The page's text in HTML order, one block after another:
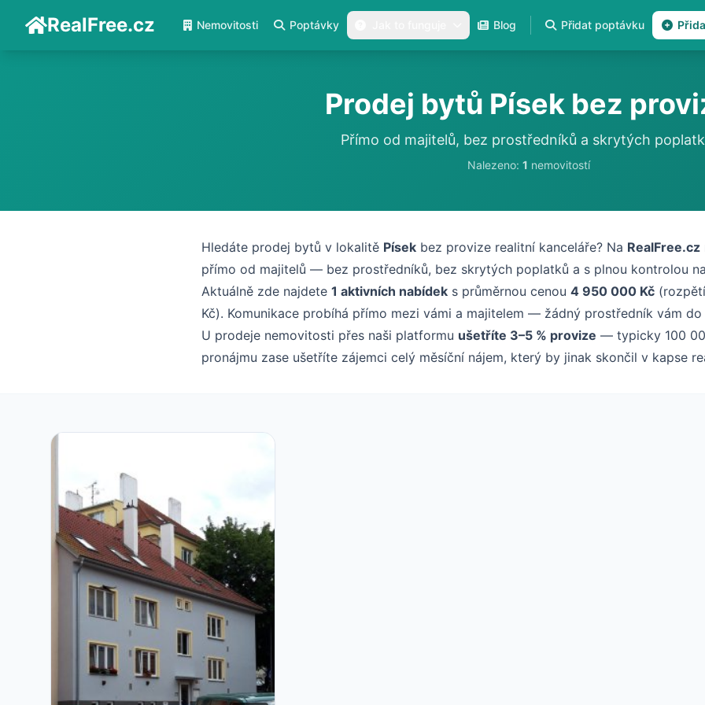
RealFree.cz Nemovitosti Poptávky Blog Přidat poptávku
Prodej bytů Písek bez
Přímo od majitelů, bez prostředníků a skrytých
Nalezeno: 1 nemovitostí
Hledáte prodej bytů v lokalitě Písek bez provize realitní kanceláře? Na RealFree.cz
přímo od majitelů — bez prostředníků, bez skrytých poplatků a s plnou kontrolou
Aktuálně zde najdete 1 aktivních nabídek s průměrnou cenou 4 950 000 Kč
Kč). Komunikace probíhá přímo mezi vámi a majitelem — žádný prostředník vám do
U prodeje nemovitosti přes naši platformu ušetříte 3–5 % provize — typicky 100
pronájmu zase ušetříte zájemci celý měsíční nájem, který by jinak skončil v kapse